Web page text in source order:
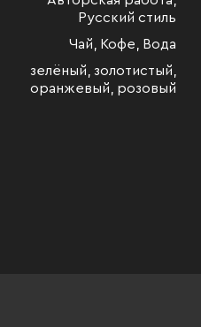
Русский стиль
Чай, Кофе, Вода
зелёный, золотистый,
оранжевый, розовый